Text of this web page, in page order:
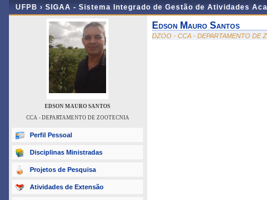
UFPB › SIGAA - Sistema Integrado de Gestão de Atividades
EDSON MAURO SANTOS
CCA - DEPARTAMENTO DE ZOOTECNIA
Perfil Pessoal
Disciplinas Ministradas
Projetos de Pesquisa
Atividades de Extensão
Edson Mauro Santos
DZOO - CCA - DEPARTAMENTO DE